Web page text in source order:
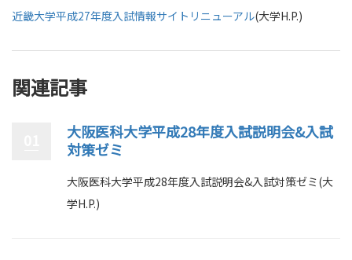
近畿大学平成27年度入試情報サイトリニューアル(大学H.P.)
関連記事
大阪医科大学平成28年度入試説明会&入試
対策ゼミ
大阪医科大学平成28年度入試説明会&入試対策ゼミ(大
学H.P.)